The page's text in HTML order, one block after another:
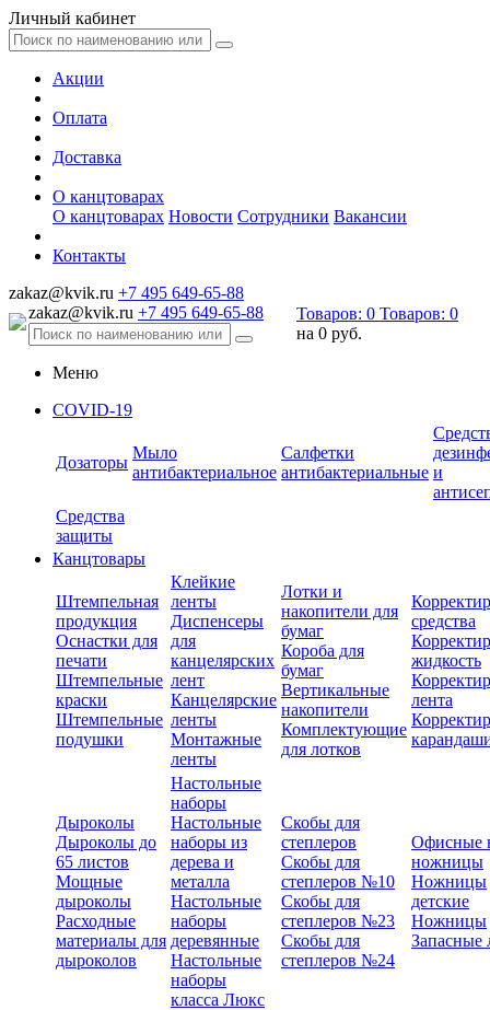
Личный кабинет
Акции
Оплата
Доставка
О канцтоварах
О канцтоварах Новости Сотрудники Вакансии
Контакты
zakaz@kvik.ru +7 495 649-65-88
zakaz@kvik.ru +7 495 649-65-88 Товаров: 0 Товаров: 0
на 0 руб.
Меню
COVID-19
Дозаторы
Мыло
антибактериальное
Салфетки
антибактериальные и
Средства
защиты
Канцтовары
Штемпельная
продукция
Оснастки для
печати
Штемпельные
краски
Штемпельные
подушки
Клейкие
ленты
Диспенсеры
для
канцелярских
лент
Канцелярские
ленты
Монтажные
ленты
Лотки и
накопители для
бумаг
Короба для
бумаг
Вертикальные
накопители
Комплектующие
для лотков
средства
жидкость
лента
Дыроколы
Дыроколы до
65 листов
Мощные
дыроколы
Расходные
материалы для
дыроколов
Настольные
наборы
Настольные
наборы из
дерева и
металла
Настольные
наборы
деревянные
Настольные
наборы
класса Люкс
Скобы для
степлеров
Скобы для
степлеров №10
Скобы для
степлеров №23
Скобы для
степлеров №24
Офисные
ножницы
Ножницы
детские
Ножницы
Запасные